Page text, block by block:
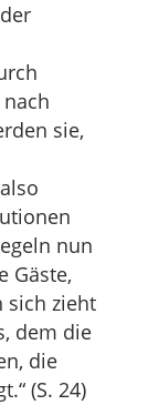
sie,
nun
Gäste,
sich zieht
dem die
die
(S. 24)